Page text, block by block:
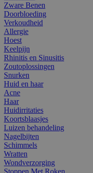
Zware Benen
Doorbloeding
Verkoudheid
Allergie
Hoest
Keelpijn
Rhinitis en Sinusitis
Zoutoplossingen
Snurken
Huid en haar
Acne
Haar
Huidirritaties
Koortsblaasjes
Luizen behandeling
Nagelbijten
Schimmels
Wratten
Wondverzorging
Stoppen Met Roken